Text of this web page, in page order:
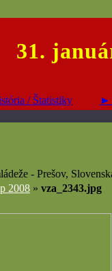
31.
/ Štatistiky
►
- Prešov,
2008 » vza_2343.jpg